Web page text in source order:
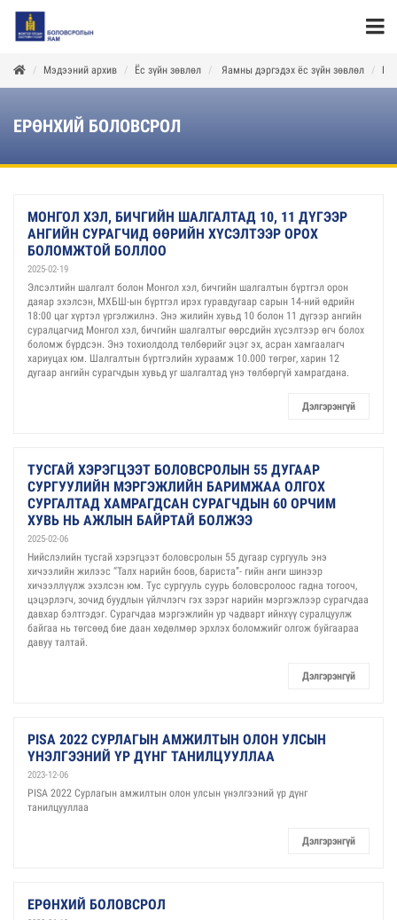
Мэдээний архив Ёс зүйн зөвлөл Яамны дэргэдэх ёс зүйн зөвлөл
ЕРӨНХИЙ БОЛОВСРОЛ
МОНГОЛ ХЭЛ, БИЧГИЙН ШАЛГАЛТАД 10, 11 ДҮГЭЭР
АНГИЙН СУРАГЧИД ӨӨРИЙН ХҮСЭЛТЭЭР ОРОХ
БОЛОМЖТОЙ БОЛЛОО
2025-02-19
Элсэлтийн шалгалт болон Монгол хэл, бичгийн шалгалтын бүртгэл орон
даяар эхэлсэн, МХБШ-ын бүртгэл ирэх гуравдугаар сарын 14-ний өдрийн
18:00 цаг хүртэл үргэлжилнэ. Энэ жилийн хувьд 10 болон 11 дүгээр ангийн
суралцагчид Монгол хэл, бичгийн шалгалтыг өөрсдийн хүсэлтээр өгч болох
боломж бүрдсэн. Энэ тохиолдолд төлбөрийг эцэг эх, асран хамгаалагч
хариуцах юм. Шалгалтын бүртгэлийн хураамж 10.000 төгрөг, харин 12
дугаар ангийн сурагчдын хувьд уг шалгалтад үнэ төлбөргүй хамрагдана.
Дэлгэрэнгүй
ТУСГАЙ ХЭРЭГЦЭЭТ БОЛОВСРОЛЫН 55 ДУГААР
СУРГУУЛИЙН МЭРГЭЖЛИЙН БАРИМЖАА ОЛГОХ
СУРГАЛТАД ХАМРАГДСАН СУРАГЧДЫН 60 ОРЧИМ
ХУВЬ НЬ АЖЛЫН БАЙРТАЙ БОЛЖЭЭ
2025-02-06
Нийслэлийн тусгай хэрэгцээт боловсролын 55 дугаар сургууль энэ
хичээлийн жилээс “Талх нарийн боов, бариста”- гийн анги шинээр
хичээллүүлж эхэлсэн юм. Тус сургууль суурь боловсролоос гадна тогооч,
цэцэрлэгч, зочид буудлын үйлчлэгч гэх зэрэг нарийн мэргэжлээр сурагчдаа
давхар бэлтгэдэг. Сурагчдаа мэргэжлийн ур чадварт ийнхүү суралцуулж
байгаа нь төгсөөд бие даан хөдөлмөр эрхлэх боломжийг олгож буйгаараа
давуу талтай.
Дэлгэрэнгүй
PISA 2022 СУРЛАГЫН АМЖИЛТЫН ОЛОН УЛСЫН
ҮНЭЛГЭЭНИЙ ҮР ДҮНГ ТАНИЛЦУУЛЛАА
2023-12-06
PISA 2022 Сурлагын амжилтын олон улсын үнэлгээний үр дүнг
танилцууллаа
Дэлгэрэнгүй
ЕРӨНХИЙ БОЛОВСРОЛ